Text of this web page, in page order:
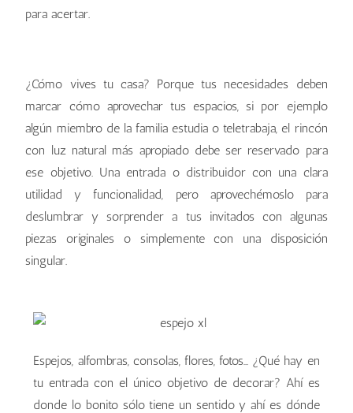
para acertar.
¿Cómo vives tu casa? Porque tus necesidades deben
marcar cómo aprovechar tus espacios, si por ejemplo
algún miembro de la familia estudia o teletrabaja, el rincón
con luz natural más apropiado debe ser reservado para
ese objetivo. Una entrada o distribuidor con una clara
utilidad y funcionalidad, pero aprovechémoslo para
deslumbrar y sorprender a tus invitados con algunas
piezas originales o simplemente con una disposición
singular.
Espejos, alfombras, consolas, flores, fotos… ¿Qué hay en
tu entrada con el único objetivo de decorar? Ahí es
donde lo bonito sólo tiene un sentido y ahí es dónde